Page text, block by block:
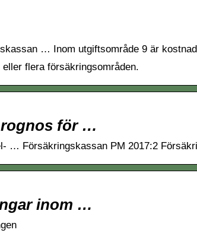
… Inom utgiftsområde 9 är
flera försäkringsområden.
för …
… Försäkringskassan PM 2017:2
inom …